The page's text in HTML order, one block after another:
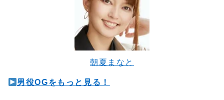
朝夏まなと
男役OGをもっと見る！